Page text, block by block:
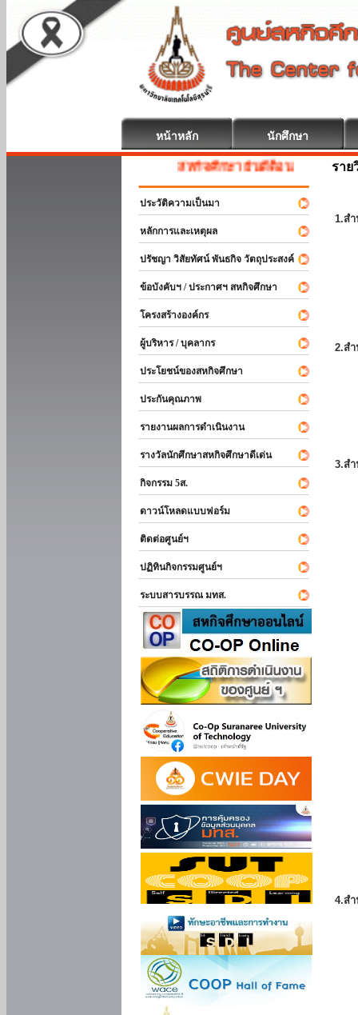
หน้าหลัก นักศึกษา
สหกิจศึกษา ยินดีต้อนรับ
ประวัติความเป็นมา
หลักการและเหตุผล
ปรัชญา วิสัยทัศน์ พันธกิจ วัตถุประสงค์
ข้อบังคับฯ / ประกาศฯ สหกิจศึกษา
โครงสร้างองค์กร
ผู้บริหาร / บุคลากร
ประโยชน์ของสหกิจศึกษา
ประกันคุณภาพ
รายงานผลการดำเนินงาน
รางวัลนักศึกษาสหกิจศึกษาดีเด่น
กิจกรรม 5ส.
ดาวน์โหลดแบบฟอร์ม
ติดต่อศูนย์ฯ
ปฏิทินกิจกรรมศูนย์ฯ
ระบบสารบรรณ มทส.
ราย
1.ส
2.ส
3.ส
4.ส